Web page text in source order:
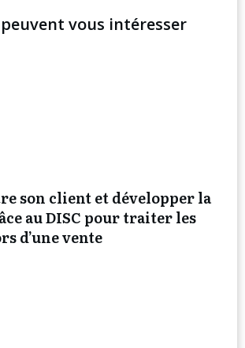
vous intéresser
son client et développer la
au DISC pour traiter les
d’une vente